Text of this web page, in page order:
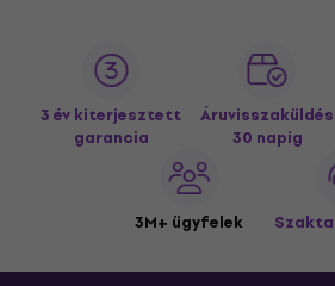
3 év kiterjesztett
garancia
Áruvisszaküldés
30 napig
3M+ ügyfelek